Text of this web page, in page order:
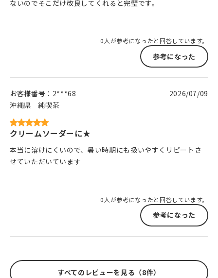
ないのでそこだけ改良してくれると完璧です。
0人が参考になったと回答しています。
参考になった
お客様番号： 2***68
沖縄県
純喫茶
2026/07/09
クリームソーダーに★
本当に溶けにくいので、暑い時期にも扱いやすくリピートさ
せていただいています
0人が参考になったと回答しています。
参考になった
すべてのレビューを見る（8件）